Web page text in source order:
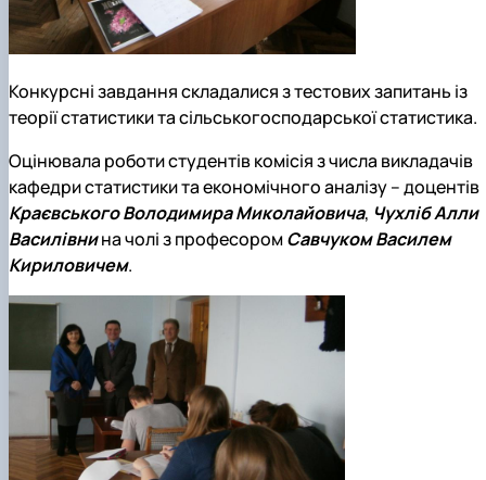
Конкурсні завдання складалися з тестових запитань із
теорії статистики та сільськогосподарської статистика.
Оцінювала роботи студентів комісія з числа викладачів
кафедри статистики та економічного аналізу – доцентів
Краєвського Володимира Миколайовича, Чухліб Алли
Василівнина чолі з професоромСавчуком Василем
Кириловичем.